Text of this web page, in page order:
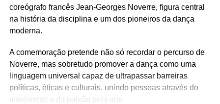
Vicente na pista. Foto: Filipe Cairrão
coreógrafo francês Jean-Georges Noverre, figura central
na história da disciplina e um dos pioneiros da dança
moderna.
A comemoração pretende não só recordar o percurso de
Noverre, mas sobretudo promover a dança como uma
linguagem universal capaz de ultrapassar barreiras
políticas, éticas e culturais, unindo pessoas através do
movimento e da paixão pela arte.